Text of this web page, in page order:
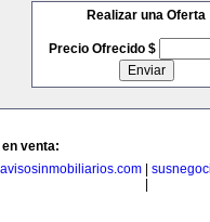
Realizar una Oferta
Precio Ofrecido $
venta:
avisosinmobiliarios.com